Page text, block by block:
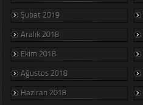
Şubat 2019
Aralık 2018
Ekim 2018
Ağustos 2018
Haziran 2018